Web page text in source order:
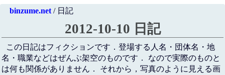
binzume.net/ 日記
2012-10-10 日記
この日記はフィクションです．登場する人名・団体名・地
名・職業などはぜんぶ架空のものです． なので実際のものと
は何も関係がありません． それから，写真のように見える画